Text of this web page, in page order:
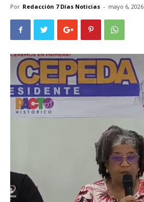
Por Redacción 7 Días Noticias - mayo 6, 2026